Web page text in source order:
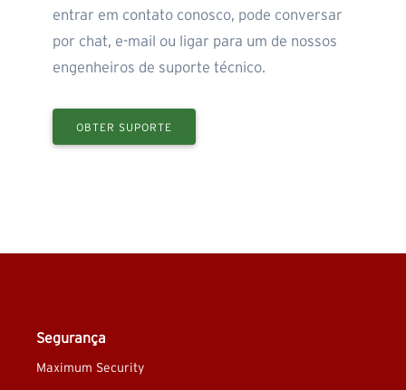
entrar em contato conosco, pode conversar
por chat, e-mail ou ligar para um de nossos
engenheiros de suporte técnico.
OBTER SUPORTE
Segurança
Maximum Security